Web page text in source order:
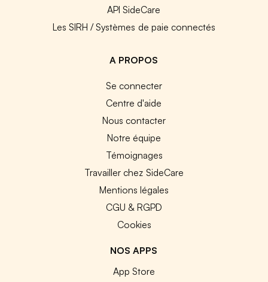
API SideCare
Les SIRH / Systèmes de paie connectés
A PROPOS
Se connecter
Centre d'aide
Nous contacter
Notre équipe
Témoignages
Travailler chez SideCare
Mentions légales
CGU & RGPD
Cookies
NOS APPS
App Store